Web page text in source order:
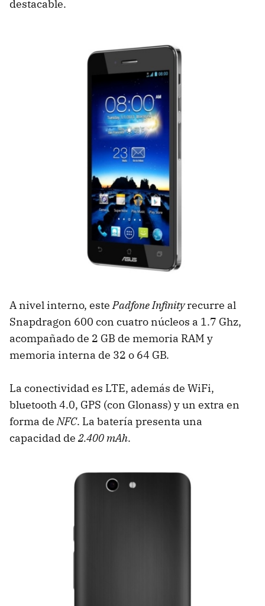
destacable.
A nivel interno, estePadfone Infinityrecurre al
Snapdragon 600 con cuatro núcleos a 1.7 Ghz,
acompañado de 2 GB de memoria RAM y
memoria interna de 32 o 64 GB.
La conectividad es LTE, además de WiFi,
bluetooth 4.0, GPS (con Glonass) y un extra en
forma deNFC. La batería presenta una
capacidad de2.400 mAh.